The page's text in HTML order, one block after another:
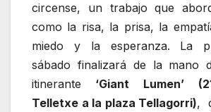
circense, un trabajo que
como la risa, la prisa, la
miedo y la esperanza. La
sábado finalizará de la mano
itinerante ‘Giant Lumen’
Telletxe a la plaza Tellagorri),